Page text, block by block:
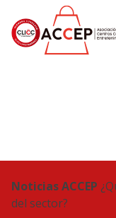
Noticias ACCEP
del sector?